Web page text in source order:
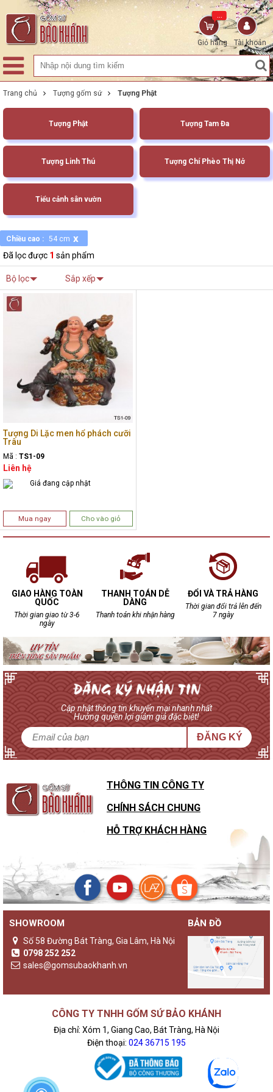
Tài khoản
Giỏ hàng
...
Trang chủ Tượng gốm sứ Tượng Phật
Tượng Phật Tượng Tam Đa
Tượng Linh Thú Tượng Chí Phèo Thị Nở
Tiểu cảnh sân vườn
Chiều cao : 54 cm x
Đã lọc được 1 sản phẩm
Bộ lọc Sắp xếp
Tượng Di Lặc men hổ phách cưỡi
Trâu
Mã : TS1-09
Liên hệ
Giá đang cập nhật
Mua ngay Cho vào giỏ
GIAO HÀNG TOÀN
QUỐC
Thời gian giao từ 3-6
ngày
THANH TOÁN DỄ
DÀNG
Thanh toán khi nhận hàng
ĐỔI VÀ TRẢ HÀNG
Thời gian đổi trả lên đến
7 ngày
Cập nhật thông tin khuyến mại nhanh nhất
Hưởng quyền lợi giảm giá đặc biệt!
ĐĂNG KÝ
THÔNG TIN CÔNG TY
CHÍNH SÁCH CHUNG
HỖ TRỢ KHÁCH HÀNG
SHOWROOM
Số 58 Đường Bát Tràng, Gia Lâm, Hà Nội
0798 252 252
sales@gomsubaokhanh.vn
BẢN ĐỒ
CÔNG TY TNHH GỐM SỨ BẢO KHÁNH
Địa chỉ: Xóm 1, Giang Cao, Bát Tràng, Hà Nội
Điện thoại: 024 36715 195